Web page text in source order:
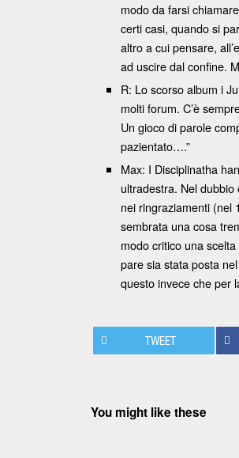
modo da farsi
certi casi, quando si
altro a cui pensare,
ad uscire dal confine.
R: Lo scorso album i
molti forum. C’è
Un gioco di parole
pazientato….”
Max: I Disciplinatha
ultradestra. Nel
nei ringraziamenti (nel
sembrata una cosa
modo critico una
pare sia stata posta
questo invece che per
TWEET
You might like these